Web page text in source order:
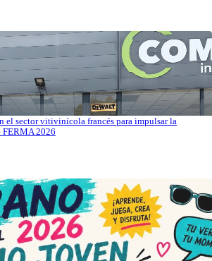
el sector vitivinícola francés para impulsar la
2026